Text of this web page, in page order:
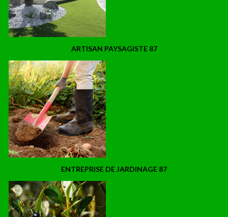
ARTISAN PAYSAGISTE 87
ENTREPRISE DE JARDINAGE 87